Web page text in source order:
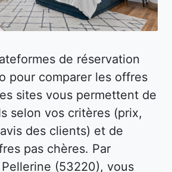
de réservation
pour comparer les offres
sites vous permettent de
selon vos critères (prix,
des clients) et de
pas chères. Par
(53220), vous